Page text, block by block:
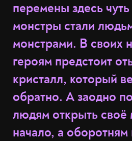
перемены здесь
монстры стали
монстрами. В своих
героям предстоит
кристалл, который
обратно. А заодно
людям открыть своё
начало, а